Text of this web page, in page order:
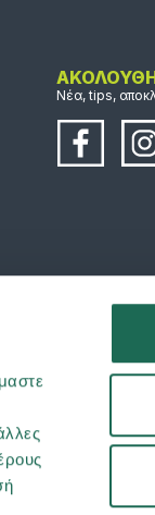
Νέα, tips,